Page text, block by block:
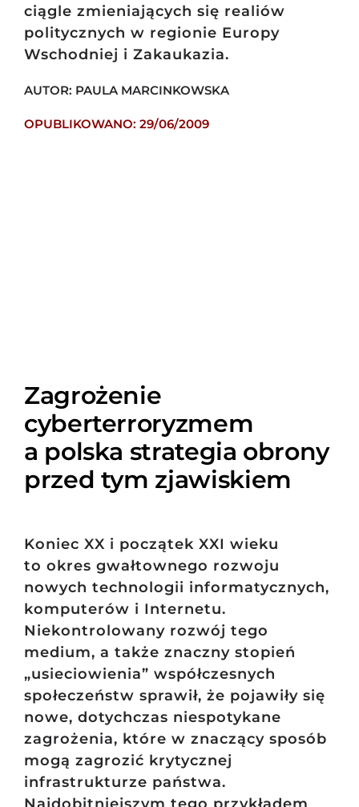
ciągle zmieniających się realiów
politycznych w regionie Europy
Wschodniej i Zakaukazia.
AUTOR: PAULA MARCINKOWSKA
OPUBLIKOWANO: 29/06/2009
Zagrożenie
cyberterroryzmem
a polska strategia obrony
przed tym zjawiskiem
Koniec XX i początek XXI wieku
to okres gwałtownego rozwoju
nowych technologii informatycznych,
komputerów i Internetu.
Niekontrolowany rozwój tego
medium, a także znaczny stopień
„usieciowienia” współczesnych
społeczeństw sprawił, że pojawiły się
nowe, dotychczas niespotykane
zagrożenia, które w znaczący sposób
mogą zagrozić krytycznej
infrastrukturze państwa.